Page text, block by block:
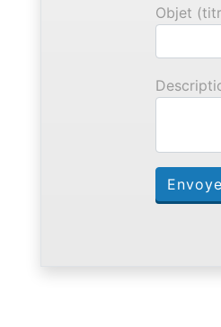
Objet